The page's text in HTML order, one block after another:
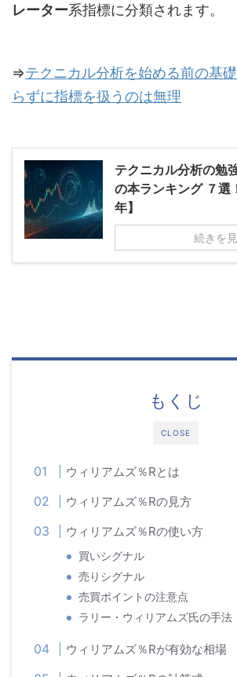
レーター系指標に分類されます。
⇒テクニカル分析を始める前の基
らずに指標を扱うのは無理
テクニカル分析の勉
の本ランキング ７
年】
続きを
CLOSE
もくじ
ウィリアムズ％Rとは
ウィリアムズ％Rの見方
ウィリアムズ％Rの使い方
買いシグナル
売りシグナル
売買ポイントの注意点
ラリー・ウィリアムズ氏の手法
ウィリアムズ％Rが有効な相場